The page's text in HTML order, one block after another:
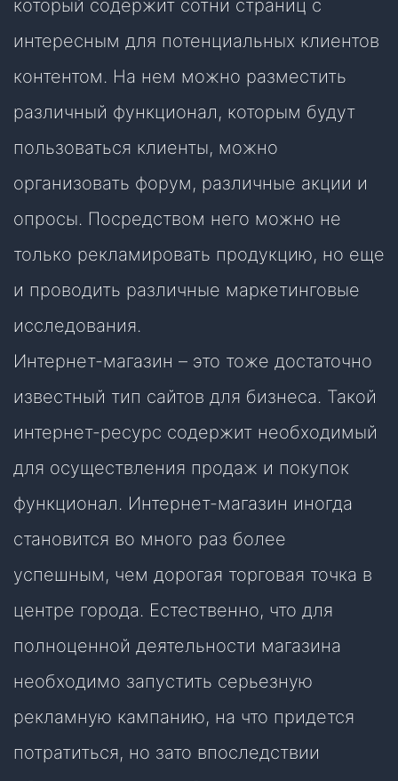
который содержит сотни страниц с
интересным для потенциальных клиентов
контентом. На нем можно разместить
различный функционал, которым будут
пользоваться клиенты, можно
организовать форум, различные акции и
опросы. Посредством него можно не
только рекламировать продукцию, но еще
и проводить различные маркетинговые
исследования.
Интернет-магазин – это тоже достаточно
известный тип сайтов для бизнеса. Такой
интернет-ресурс содержит необходимый
для осуществления продаж и покупок
функционал. Интернет-магазин иногда
становится во много раз более
успешным, чем дорогая торговая точка в
центре города. Естественно, что для
полноценной деятельности магазина
необходимо запустить серьезную
рекламную кампанию, на что придется
потратиться, но зато впоследствии